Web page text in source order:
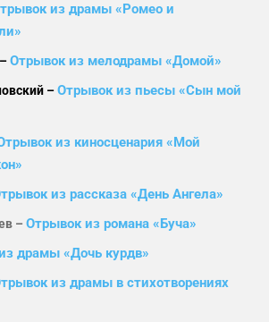
из драмы «Ромео и
Отрывок из мелодрамы «Домой»
–Отрывок из пьесы «Сын мой
из киносценария «Мой
из рассказа «День Ангела»
– Отрывок из романа «Буча»
драмы «Дочь курдв»
из драмы в стихотворениях